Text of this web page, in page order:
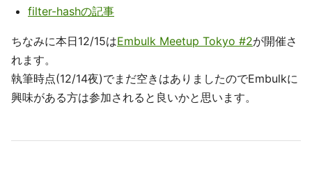
filter-hashの記事
ちなみに本日12/15はEmbulk Meetup Tokyo #2が開催さ
れます。
執筆時点(12/14夜)でまだ空きはありましたのでEmbulkに
興味がある方は参加されると良いかと思います。